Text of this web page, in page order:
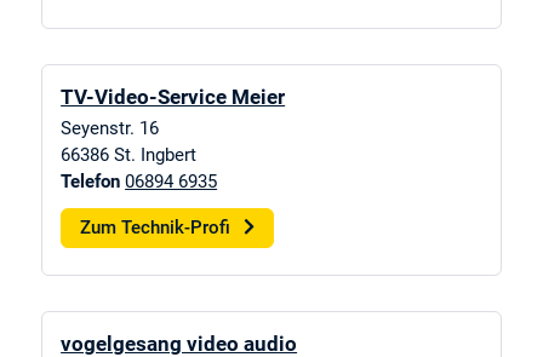
TV-Video-Service Meier
Seyenstr. 16
66386 St. Ingbert
Telefon 06894 6935
Zum Technik-Profi
vogelgesang video audio